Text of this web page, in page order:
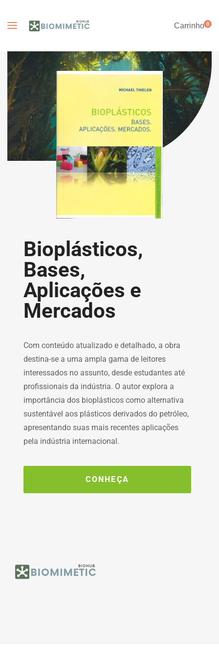
Carrinho0
Bioplásticos,
Bases,
Aplicações e
Mercados
Com conteúdo atualizado e detalhado, a obra
destina-se a uma ampla gama de leitores
interessados no assunto, desde estudantes até
profissionais da indústria. O autor explora a
importância dos bioplásticos como alternativa
sustentável aos plásticos derivados do petróleo,
apresentando suas mais recentes aplicações
pela indústria internacional.
CONHEÇA